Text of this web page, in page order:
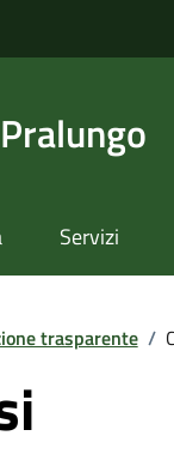
Servizi
trasparente /